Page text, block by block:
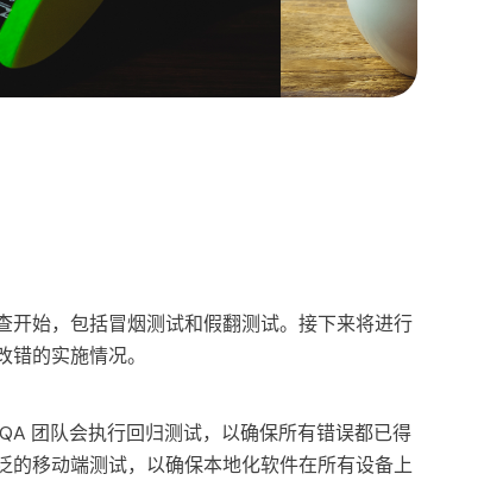
开始，包括冒烟测试和假翻测试。接下来将进行
的实施情况。
团队会执行回归测试，以确保所有错误都已得
的移动端测试，以确保本地化软件在所有设备上